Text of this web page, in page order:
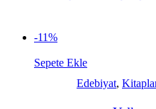
-11%
Sepete Ekle
Edebiyat,